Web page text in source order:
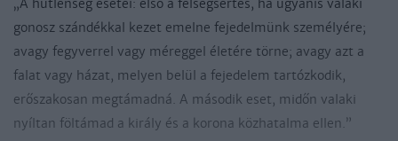
„A hűtlenség esetei: első a felségsértés, ha ugyanis valaki
gonosz szándékkal kezet emelne fejedelmünk személyére;
avagy fegyverrel vagy méreggel életére törne; avagy azt a
falat vagy házat, melyen belül a fejedelem tartózkodik,
erőszakosan megtámadná. A második eset, midőn valaki
nyíltan föltámad a király és a korona közhatalma ellen.”